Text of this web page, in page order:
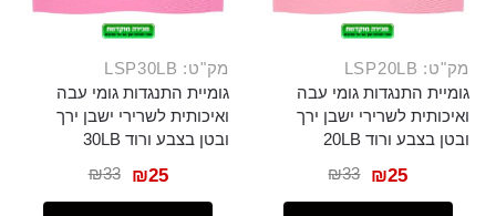
מק"ט: LSP20LB
גומיית התנגדות גומי עבה
ואיכותית לשרירי ישבן ירך
ובטן בצבע ורוד 20LB
₪33 ₪25
מק"ט: LSP30LB
גומיית התנגדות גומי עבה
ואיכותית לשרירי ישבן ירך
ובטן בצבע ורוד 30LB
₪33 ₪25